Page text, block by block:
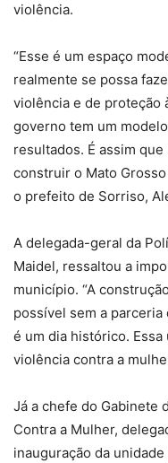
violência.
“Esse é um espaço
realmente se possa
violência e de proteção
governo tem um
resultados. É assim
construir o Mato
o prefeito de Sorriso,
A delegada-geral da
Maidel, ressaltou a
município. “A
possível sem a
é um dia histórico.
violência contra a
Já a chefe do Gabinete
Contra a Mulher,
inauguração da